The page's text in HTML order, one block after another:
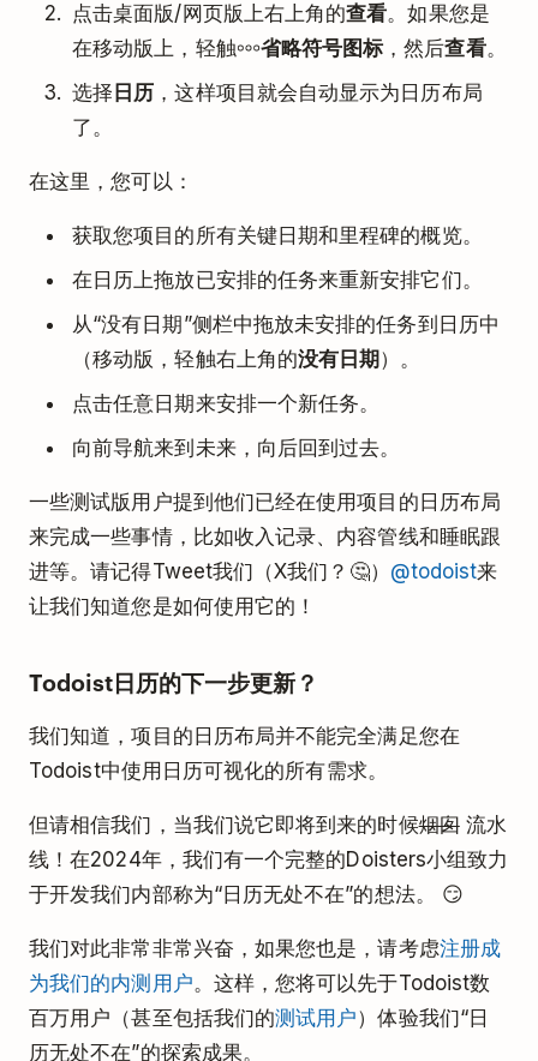
点击桌面版/网页版上右上角的查看。如果您是
在移动版上，轻触
省略符号图标，然后查看。
选择 日历 ，这样项目就会自动显示为日历布局
了。
在这里，您可以：
获取您项目的所有关键日期和里程碑的概览。
在日历上拖放已安排的任务来重新安排它们。
从“没有日期”侧栏中拖放未安排的任务到日历中
（移动版，轻触右上角的没有日期 ）。
点击任意日期来安排一个新任务。
向前导航来到未来，向后回到过去。
一些测试版用户提到他们已经在使用项目的日历布局
来完成一些事情，比如收入记录、内容管线和睡眠跟
进等。请记得Tweet我们（X我们？🤔） @todoist来
让我们知道您是如何使用它的！
Todoist日历的下一步更新？
我们知道，项目的日历布局并不能完全满足您在
Todoist中使用日历可视化的所有需求。
但请相信我们，当我们说它即将到来的时候烟囱流水
线！在2024年，我们有一个完整的Doisters小组致力
于开发我们内部称为“日历无处不在”的想法。 😏
我们对此非常非常兴奋，如果您也是，请考虑注册成
为我们的内测用户。这样，您将可以先于Todoist数
百万用户（甚至包括我们的测试用户）体验我们“日
历无处不在”的探索成果。